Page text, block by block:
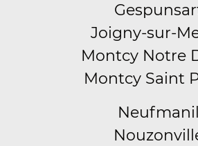
Joigny-sur-
Montcy Notre
Montcy Saint
Neufmanil